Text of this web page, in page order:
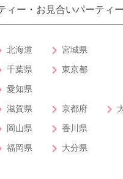
ィー・お見合いパーティ
北海道 宮城県
千葉県 東京都
愛知県
滋賀県 京都府
岡山県 香川県
福岡県 大分県